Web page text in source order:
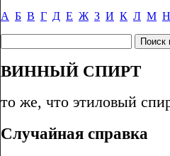
А Б В Г Д Е Ж З И К Л М Н
ВИННЫЙ СПИРТ
то же, что этиловый
Случайная справка